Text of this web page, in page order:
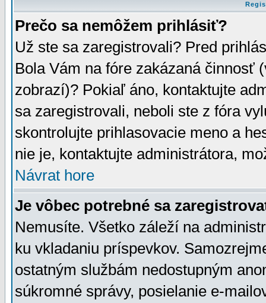
Prečo sa nemôžem prihlásiť?
Už ste sa zaregistrovali? Pred
Bola Vám na fóre zakázaná činnosť
zobrazí)? Pokiaľ áno, kontaktujte
sa zaregistrovali, neboli ste z fóra
skontrolujte prihlasovacie meno a
nie je, kontaktujte administrátora,
Návrat hore
Je vôbec potrebné sa
Nemusíte. Všetko záleží na
ku vkladaniu príspevkov.
ostatným službám nedostupným
súkromné správy, posielanie e-